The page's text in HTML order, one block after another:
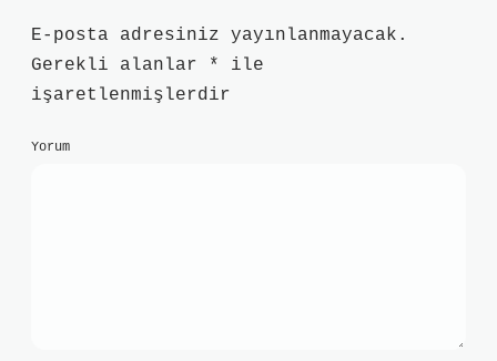
E-posta adresiniz yayınlanmayacak.
Gerekli alanlar
*
ile
işaretlenmişlerdir
Yorum